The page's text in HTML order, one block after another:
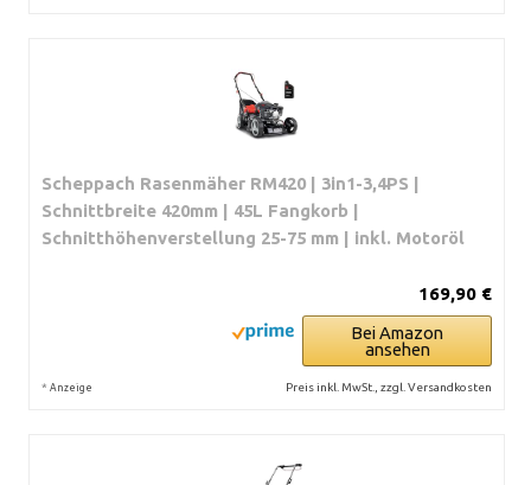
Scheppach Rasenmäher RM420 | 3in1-3,4PS |
Schnittbreite 420mm | 45L Fangkorb |
Schnitthöhenverstellung 25-75 mm | inkl. Motoröl
169,90 €
Bei Amazon
ansehen
* Anzeige Preis inkl. MwSt., zzgl. Versandkosten